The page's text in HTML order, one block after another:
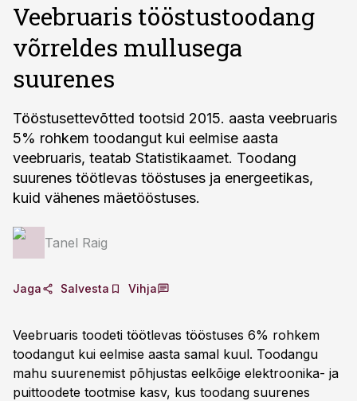
Veebruaris tööstustoodang
võrreldes mullusega
suurenes
Tööstusettevõtted tootsid 2015. aasta veebruaris
5% rohkem toodangut kui eelmise aasta
veebruaris, teatab Statistikaamet. Toodang
suurenes töötlevas tööstuses ja energeetikas,
kuid vähenes mäetööstuses.
Tanel Raig
Jaga Salvesta Vihja
Veebruaris toodeti töötlevas tööstuses 6% rohkem
toodangut kui eelmise aasta samal kuul. Toodangu
mahu suurenemist põhjustas eelkõige elektroonika- ja
puittoodete tootmise kasv, kus toodang suurenes